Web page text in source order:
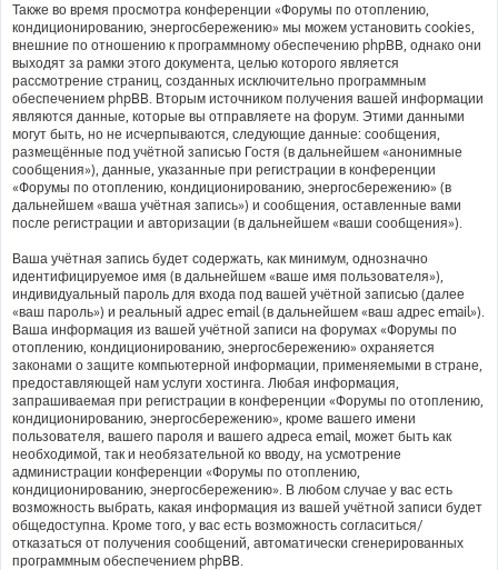
Также во время просмотра конференции «Форумы по отоплению,
кондиционированию, энергосбережению» мы можем установить cookies,
внешние по отношению к программному обеспечению phpBB, однако они
выходят за рамки этого документа, целью которого является
рассмотрение страниц, созданных исключительно программным
обеспечением phpBB. Вторым источником получения вашей информации
являются данные, которые вы отправляете на форум. Этими данными
могут быть, но не исчерпываются, следующие данные: сообщения,
размещённые под учётной записью Гостя (в дальнейшем «анонимные
сообщения»), данные, указанные при регистрации в конференции
«Форумы по отоплению, кондиционированию, энергосбережению» (в
дальнейшем «ваша учётная запись») и сообщения, оставленные вами
после регистрации и авторизации (в дальнейшем «ваши сообщения»).
Ваша учётная запись будет содержать, как минимум, однозначно
идентифицируемое имя (в дальнейшем «ваше имя пользователя»),
индивидуальный пароль для входа под вашей учётной записью (далее
«ваш пароль») и реальный адрес email (в дальнейшем «ваш адрес email»).
Ваша информация из вашей учётной записи на форумах «Форумы по
отоплению, кондиционированию, энергосбережению» охраняется
законами о защите компьютерной информации, применяемыми в стране,
предоставляющей нам услуги хостинга. Любая информация,
запрашиваемая при регистрации в конференции «Форумы по отоплению,
кондиционированию, энергосбережению», кроме вашего имени
пользователя, вашего пароля и вашего адреса email, может быть как
необходимой, так и необязательной ко вводу, на усмотрение
администрации конференции «Форумы по отоплению,
кондиционированию, энергосбережению». В любом случае у вас есть
возможность выбрать, какая информация из вашей учётной записи будет
общедоступна. Кроме того, у вас есть возможность согласиться/
отказаться от получения сообщений, автоматически сгенерированных
программным обеспечением phpBB.